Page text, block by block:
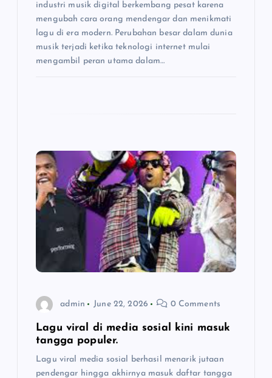
industri musik digital berkembang pesat karena
mengubah cara orang mendengar dan menikmati
lagu di era modern. Perubahan besar dalam dunia
musik terjadi ketika teknologi internet mulai
mengambil peran utama dalam…
admin June 22, 2026 0 Comments
Lagu viral di media sosial kini masuk
tangga populer.
Lagu viral media sosial berhasil menarik jutaan
pendengar hingga akhirnya masuk daftar tangga